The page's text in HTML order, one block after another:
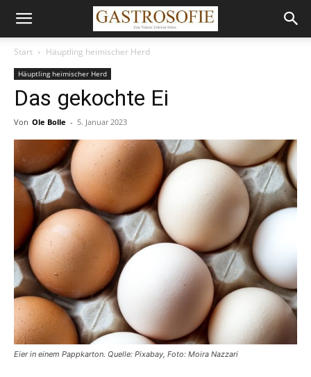
Start Häuptling heimischer Herd
Häuptling heimischer Herd
Das gekochte Ei
Von Ole Bolle - 5. Januar 2023
Eier in einem Pappkarton. Quelle: Pixabay, Foto: Moira Nazzari